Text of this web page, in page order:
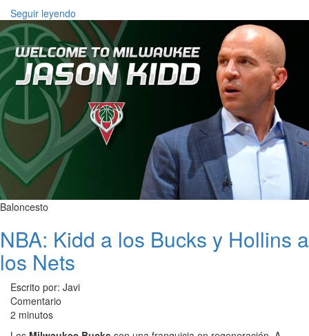
Seguir leyendo
Baloncesto
NBA: Kidd a los Bucks y Hollins a
los Nets
Escrito por: Javi
Comentario
2 minutos